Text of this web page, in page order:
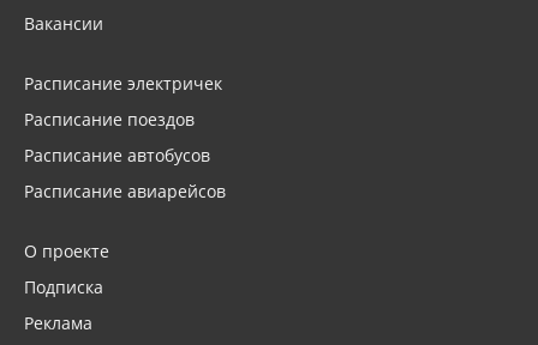
Вакансии
Расписание электричек
Расписание поездов
Расписание автобусов
Расписание авиарейсов
О проекте
Подписка
Реклама